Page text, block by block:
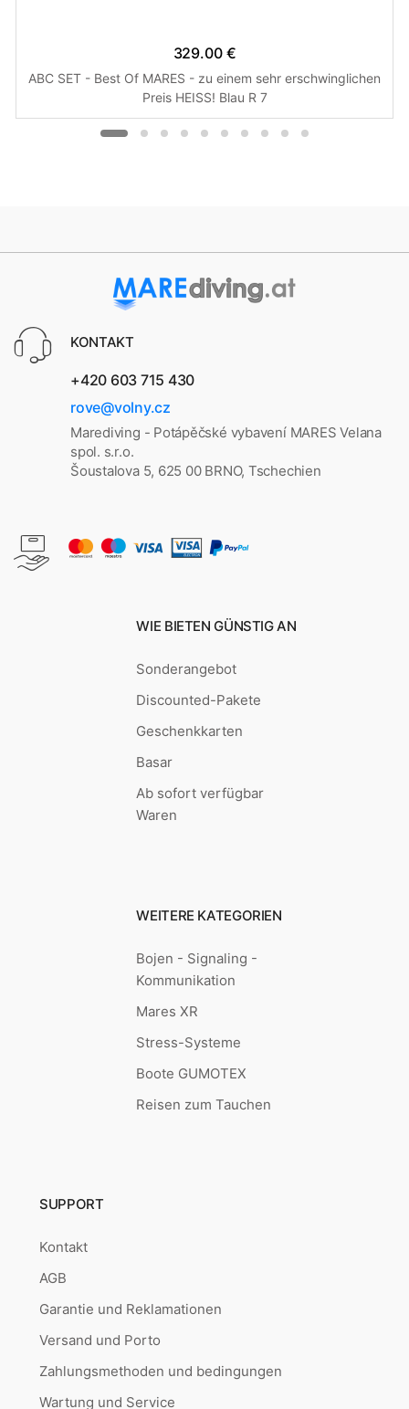
329.00 €
ABC SET - Best Of MARES - zu einem sehr erschwinglichen
Preis HEISS! Blau R 7
KONTAKT
+420 603 715 430
rove@volny.cz
Marediving - Potápěčské vybavení MARES Velana
spol. s.r.o.
Šoustalova 5, 625 00 BRNO, Tschechien
WIE BIETEN GÜNSTIG AN
Sonderangebot
Discounted-Pakete
Geschenkkarten
Basar
Ab sofort verfügbar
Waren
WEITERE KATEGORIEN
Bojen - Signaling -
Kommunikation
Mares XR
Stress-Systeme
Boote GUMOTEX
Reisen zum Tauchen
SUPPORT
Kontakt
AGB
Garantie und Reklamationen
Versand und Porto
Zahlungsmethoden und bedingungen
Wartung und Service